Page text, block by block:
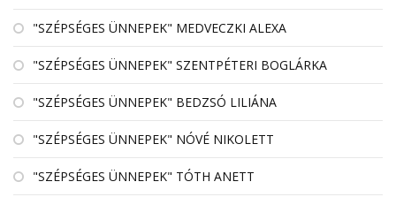
"SZÉPSÉGES ÜNNEPEK" MEDVECZKI ALEXA
"SZÉPSÉGES ÜNNEPEK" SZENTPÉTERI BOGLÁRKA
"SZÉPSÉGES ÜNNEPEK" BEDZSÓ LILIÁNA
"SZÉPSÉGES ÜNNEPEK" NÓVÉ NIKOLETT
"SZÉPSÉGES ÜNNEPEK" TÓTH ANETT